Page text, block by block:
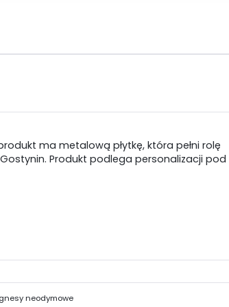
ma metalową płytkę, która pełni rolę
Produkt podlega personalizacji pod
neodymowe